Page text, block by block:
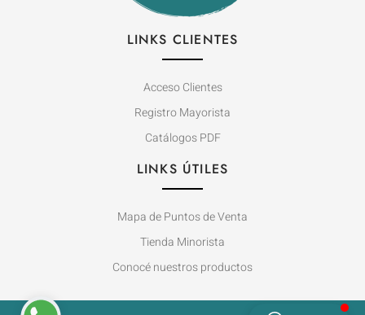
LINKS CLIENTES
Acceso Clientes
Registro Mayorista
Catálogos PDF
LINKS ÚTILES
Mapa de Puntos de Venta
Tienda Minorista
Conocé nuestros productos